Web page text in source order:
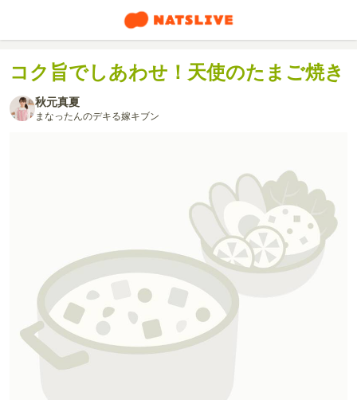
コク旨でしあわせ！天使のたまご焼き
秋元真夏
まなったんのデキる嫁キブン